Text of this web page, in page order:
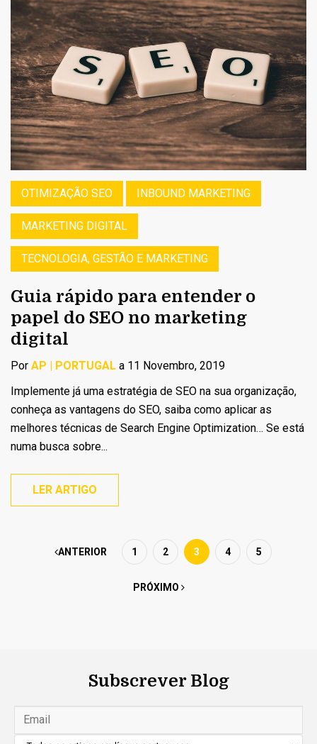
OTIMIZAÇÃO SEO INBOUND MARKETING
MARKETING DIGITAL
TECNOLOGIA, GESTÃO E MARKETING
Guia rápido para entender o
papel do SEO no marketing
digital
Por AP | PORTUGAL a 11 Novembro, 2019
Implemente já uma estratégia de SEO na sua organização,
conheça as vantagens do SEO, saiba como aplicar as
melhores técnicas de Search Engine Optimization… Se está
numa busca sobre...
LER ARTIGO
ANTERIOR 1 2 3 4 5
PRÓXIMO
Subscrever Blog